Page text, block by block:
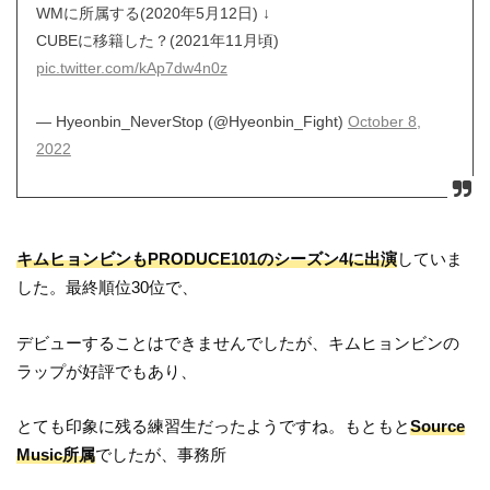
WMに所属する(2020年5月12日) ↓
CUBEに移籍した？(2021年11月頃)
pic.twitter.com/kAp7dw4n0z
— Hyeonbin_NeverStop (@Hyeonbin_Fight) October 8,
2022
キムヒョンビンもPRODUCE101のシーズン4に出演していま
した。最終順位30位で、
デビューすることはできませんでしたが、キムヒョンビンの
ラップが好評でもあり、
とても印象に残る練習生だったようですね。もともとSource
Music所属でしたが、事務所